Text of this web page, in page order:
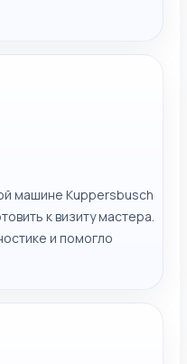
машине Kuppersbusch
к визиту мастера.
и помогло